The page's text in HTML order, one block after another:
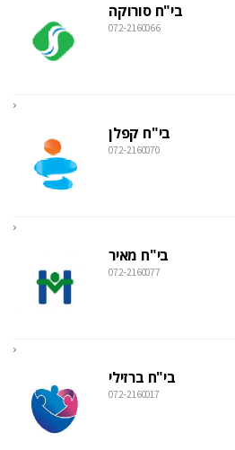
בי"ח סורוקה
072-2160066
בי"ח קפלן
072-2160070
בי"ח מאיר
072-2160077
בי"ח ברזילי
072-2160017